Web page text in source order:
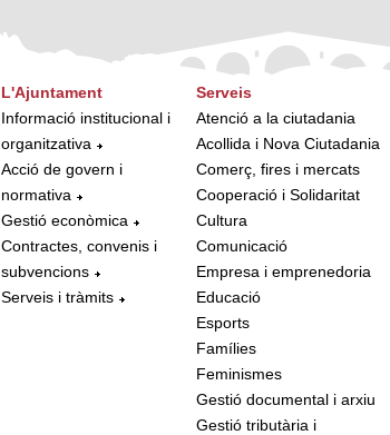
L'Ajuntament
Informació institucional i
organitzativa
Acció de govern i
normativa
Gestió econòmica
Contractes, convenis i
subvencions
Serveis i tràmits
Serveis
Atenció a la ciutadania
Acollida i Nova Ciutadania
Comerç, fires i mercats
Cooperació i Solidaritat
Cultura
Comunicació
Empresa i emprenedoria
Educació
Esports
Famílies
Feminismes
Gestió documental i arxiu
Gestió tributària i